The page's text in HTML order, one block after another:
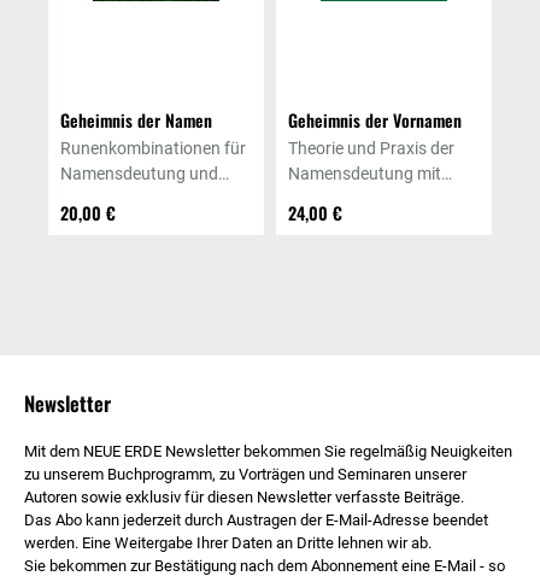
Geheimnis der Namen
20,00 €
Runenkombinationen für
Namensdeutung und
Geheimnis der Vornamen
24,00 €
Theorie und Praxis der
Namensdeutung mit
Newsletter
Mit dem NEUE ERDE Newsletter bekommen Sie regelmäßig Neuigkeiten
zu unserem Buchprogramm, zu Vorträgen und Seminaren unserer
Autoren sowie exklusiv für diesen Newsletter verfasste Beiträge.
Das Abo kann jederzeit durch Austragen der E-Mail-Adresse beendet
werden. Eine Weitergabe Ihrer Daten an Dritte lehnen wir ab.
Sie bekommen zur Bestätigung nach dem Abonnement eine E-Mail - so